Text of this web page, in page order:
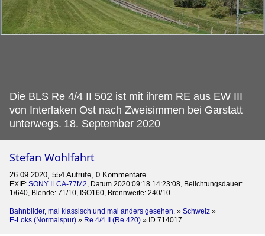
Die BLS Re 4/4 II 502 ist mit ihrem RE aus EW III
von Interlaken Ost nach Zweisimmen bei Garstatt
unterwegs. 18. September 2020
Stefan Wohlfahrt
26.09.2020, 554 Aufrufe, 0 Kommentare
EXIF: SONY ILCA-77M2, Datum 2020:09:18 14:23:08, Belichtungsdauer:
1/640, Blende: 71/10, ISO160, Brennweite: 240/10
Bahnbilder, mal klassisch und mal anders gesehen. » Schweiz »
E-Loks (Normalspur) » Re 4/4 II (Re 420) » ID 714017